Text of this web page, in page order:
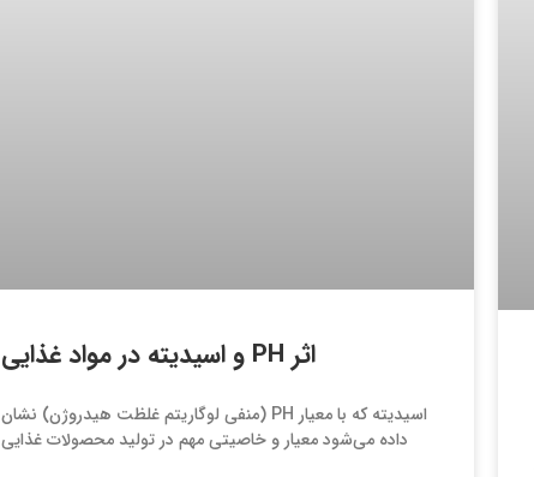
اثر PH و اسیدیته در مواد غذایی
اسیدیته که با معیار PH (منفی لوگاریتم غلظت هیدروژن) نشان
داده می‌شود معیار و خاصیتی مهم در تولید محصولات غذایی